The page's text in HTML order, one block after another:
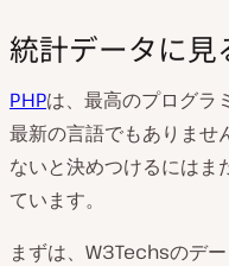
統計データに見
PHPは、最高のプログラ
最新の言語でもありませ
ないと決めつけるにはま
ています。
まずは、W3Techsのデー